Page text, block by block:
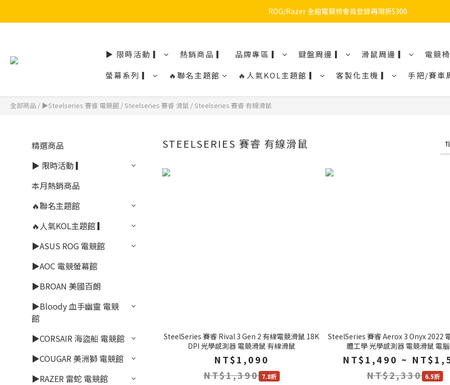
🔥品牌限定滿額折🔥ROG周邊滿1500折100 / 2500折200 / 3000折300
ROG/Razer 全館電競椅會員登錄再現折$300
▶ 限時活動 ▎ 熱銷商品 ▎ 品牌專區 ▎ 鍵盤周邊 ▎ 滑鼠周邊 ▎ 電競
螢幕系列 ▎
🔥聯名主題館 🔥人氣KOL主題館 ▎ 客製化主機 ▎ 手把/賽車
全部商品 / ▶Steelseries 賽睿 電競館 /Steelseries 賽睿 滑鼠 /Steelseries 賽睿 有線滑鼠
精選商品
▶ 限時活動 ▎
本月熱銷商品
🔥聯名主題館
🔥人氣KOL主題館 ▎
▶ASUS ROG 電競館
▶AOC 電競螢幕館
▶BROAN 美國百朗
▶Bloody 血手幽靈 電競
館
▶CORSAIR 海盜船 電競館
▶COUGAR 美洲獅 電競館
▶RAZER 雷蛇 電競館
STEELSERIES 賽睿 有線滑鼠
SteelSeries 賽睿 Rival 3 Gen 2 有線電競滑鼠 18K
DPI 光學感測器 電競滑鼠 有線滑鼠
NT$1,090
NT$1,390 7.8折
SteelSeries 賽睿 Aerox 3 Onyx 2022
體工學 光學感測器 電競滑鼠 電
NT$1,490 ~
NT$2,330 6.5折